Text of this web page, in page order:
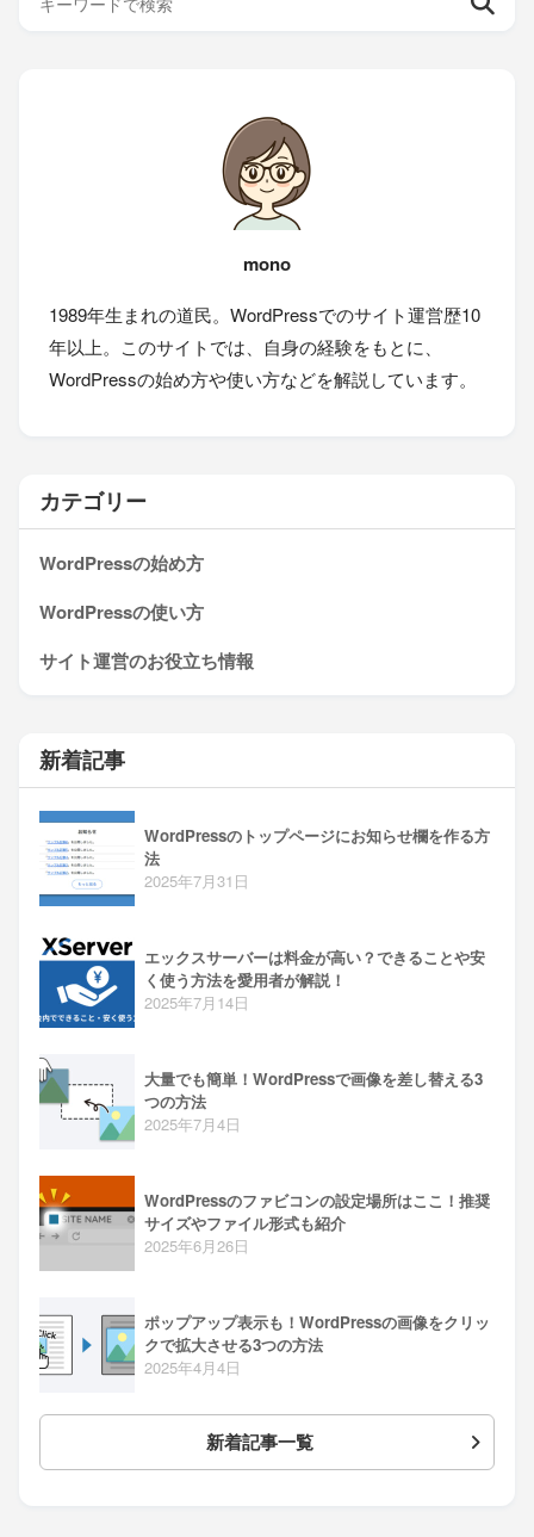
mono
1989年生まれの道民。WordPressでのサイト運営歴10
年以上。このサイトでは、自身の経験をもとに、
WordPressの始め方や使い方などを解説しています。
カテゴリー
WordPressの始め方
WordPressの使い方
サイト運営のお役立ち情報
新着記事
WordPressのトップページにお知らせ欄を作る方
法
2025年7月31日
エックスサーバーは料金が高い？できることや安
く使う方法を愛用者が解説！
2025年7月14日
大量でも簡単！WordPressで画像を差し替える3
つの方法
2025年7月4日
WordPressのファビコンの設定場所はここ！推奨
サイズやファイル形式も紹介
2025年6月26日
ポップアップ表示も！WordPressの画像をクリッ
クで拡大させる3つの方法
2025年4月4日
新着記事一覧